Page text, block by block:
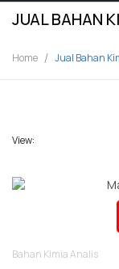
JUAL BAHAN
Home Jual Bahan
View:
Bahan Kimia Analis